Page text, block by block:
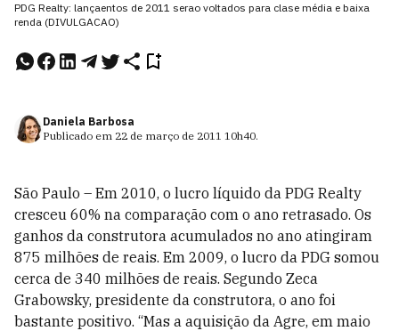
PDG Realty: lançaentos de 2011 serao voltados para clase média e baixa
renda (DIVULGACAO)
Daniela Barbosa
Publicado em 22 de março de 2011 10h40.
São Paulo – Em 2010, o lucro líquido da PDG Realty
cresceu 60% na comparação com o ano retrasado. Os
ganhos da construtora acumulados no ano atingiram
875 milhões de reais. Em 2009, o lucro da PDG somou
cerca de 340 milhões de reais. Segundo Zeca
Grabowsky, presidente da construtora, o ano foi
bastante positivo. “Mas a aquisição da Agre, em maio